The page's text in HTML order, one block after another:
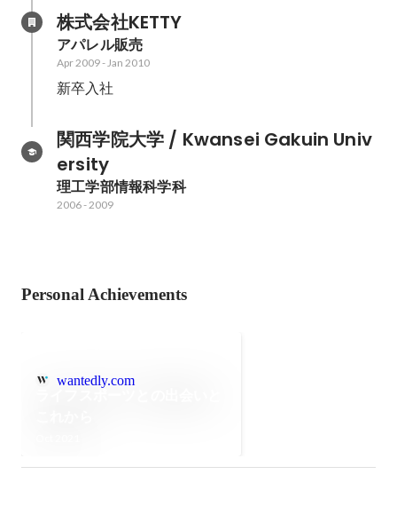
株式会社KETTY
アパレル販売
Apr 2009- Jan 2010
新卒入社
関西学院大学 / Kwansei Gakuin Univ
ersity
理工学部情報科学科
2006- 2009
Personal Achievements
wantedly.com